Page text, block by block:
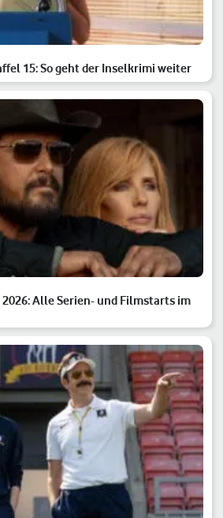
15: So geht der Inselkrimi weiter
Alle Serien- und Filmstarts im